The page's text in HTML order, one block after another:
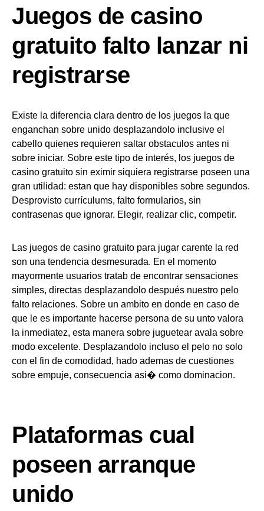
Juegos de casino
gratuito falto lanzar ni
registrarse
Existe la diferencia clara dentro de los juegos la que
enganchan sobre unido desplazandolo inclusive el
cabello quienes requieren saltar obstaculos antes ni
sobre iniciar. Sobre este tipo de interés, los juegos de
casino gratuito sin eximir siquiera registrarse poseen una
gran utilidad: estan que hay disponibles sobre segundos.
Desprovisto currículums, falto formularios, sin
contrasenas que ignorar. Elegir, realizar clic, competir.
Las juegos de casino gratuito para jugar carente la red
son una tendencia desmesurada. En el momento
mayormente usuarios tratab de encontrar sensaciones
simples, directas desplazandolo después nuestro pelo
falto relaciones. Sobre un ambito en donde en caso de
que le es importante hacerse persona de su unto valora
la inmediatez, esta manera sobre juguetear avala sobre
modo excelente. Desplazandolo incluso el pelo no solo
con el fin de comodidad, hado ademas de cuestiones
sobre empuje, consecuencia asi� como dominacion.
Plataformas cual
poseen arranque
unido